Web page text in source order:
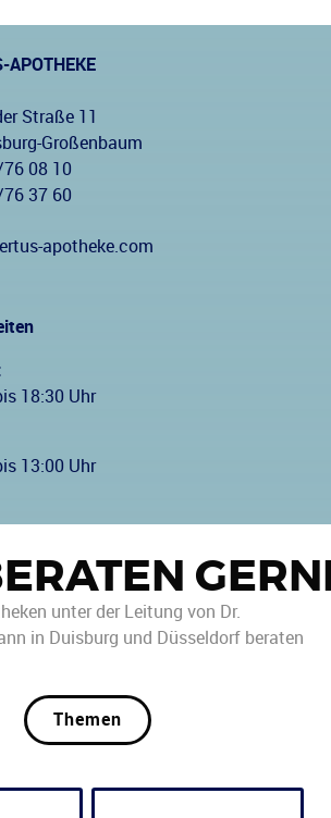
APOTHEKE
Straße 11
Großenbaum
08 10
37 60
apotheke.com
18:30 Uhr
13:00 Uhr
unter der Leitung von Dr.
in Duisburg und Düsseldorf beraten
Themen